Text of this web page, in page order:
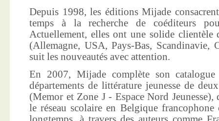
Depuis 1998, les éditions Mijade
temps à la recherche de coéditeurs
Actuellement, elles ont une solide clientèle
(Allemagne, USA, Pays-Bas, Scandinavie,
suit les nouveautés avec attention.
En 2007, Mijade complète son
départements de littérature jeunesse de
(Memor et Zone J - Espace Nord
le réseau scolaire en Belgique francophone